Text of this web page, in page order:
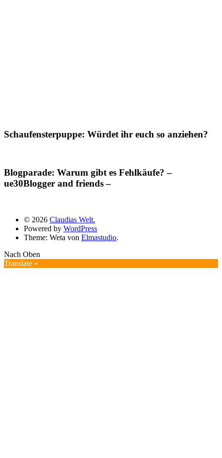
Schaufensterpuppe: Würdet ihr euch so anziehen?
Blogparade: Warum gibt es Fehlkäufe? –
ue30Blogger and friends –
© 2026 Claudias Welt.
Powered by WordPress
Theme: Weta von Elmastudio.
Nach Oben
Translate »